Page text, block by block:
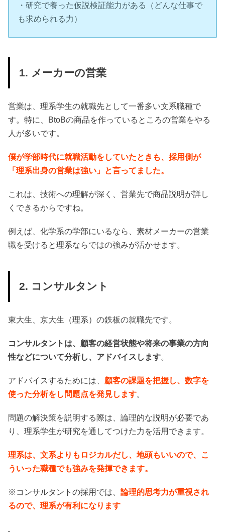
・研究で養った仮説検証能力がある（どんな仕事で
も求められる力）
1. メーカーの営業
営業は、理系学生の就職先として一番多い文系職種で
す。特に、BtoBの商品を作っているところの営業をやる
人が多いです。
僕が学部時代に就職活動をしていたときも、採用側が
「理系出身の営業は強い」と言ってました。
これは、技術への理解が深く、営業先で商品説明が詳し
くできるからですね。
例えば、化学系の学部にいるなら、素材メーカーの営業
職を受けると理系ならではの強みが活かせます。
2. コンサルタント
東大生、京大生（理系）の鉄板の就職先です。
コンサルタントは、顧客の経営状態や将来の事業の方向
性などについて分析し、アドバイスします。
アドバイスするためには、 顧客の課題を把握し、数字を
使った分析をし問題点を発見します。
問題の解決策を説明する際は、論理的な説明が必要であ
り、理系学生が研究を通してつけた力を活用できます。
理系は、文系よりもロジカルだし、地頭もいいので、こ
ういった職種でも強みを発揮できます。
※コンサルタントの採用では、論理的思考力が重視され
るので、理系が有利になります